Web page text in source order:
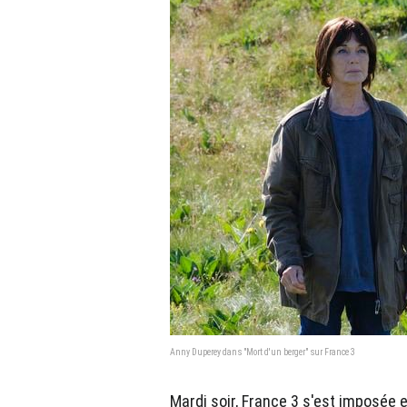
Anny Duperey dans "Mort d'un berger" sur France 3
Mardi soir, France 3 s'est